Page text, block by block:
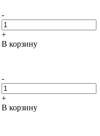
-
+
В корзину
-
+
В корзину